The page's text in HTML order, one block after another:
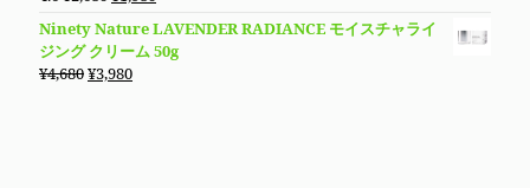
価
価
格
は
の
価
Ninety Nature LAVENDER RADIANCE モイスチャライ
ジング クリーム 50g
¥4,680元
¥3,980現